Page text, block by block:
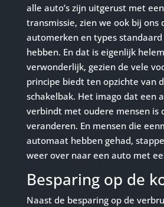
alle auto’s zijn uitgerust met
transmissie, zien we ook bij ons
automerken en types
hebben. En dat is eigenlijk
verwonderlijk, gezien de vele
principe biedt ten opzichte van
schakelbak. Het imago dat een
verbindt met oudere mensen is
veranderen. En mensen die
automaat hebben gehad,
weer over naar een auto met
Besparing op de
Naast de besparing op de